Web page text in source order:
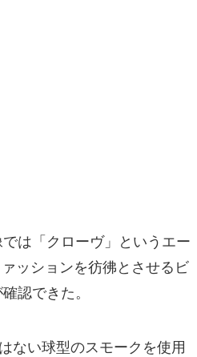
は「クローヴ」というエー
ッションを彷彿とさせるビ
認できた。
ない球型のスモークを使用